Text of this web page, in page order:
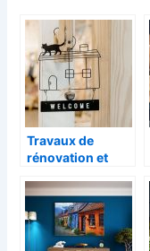
Travaux de
rénovation et
d’appareils/
équipements de
maison